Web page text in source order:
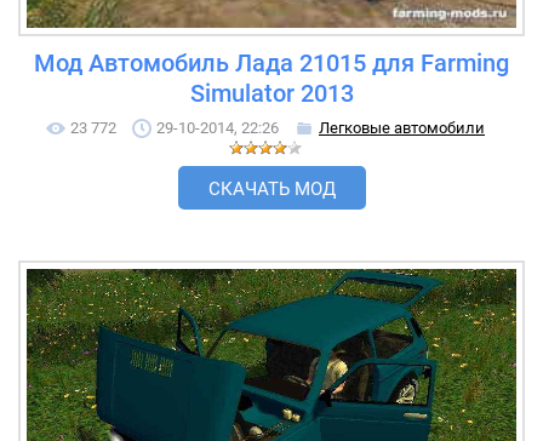
Мод Автомобиль Лада 21015 для Farming
Simulator 2013
23 772 29-10-2014, 22:26 Легковые автомобили
СКАЧАТЬ МОД